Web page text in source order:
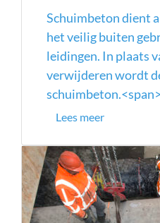
Schuimbeton dient
het veilig buiten
leidingen. In plaats
verwijderen wordt
Lees meer